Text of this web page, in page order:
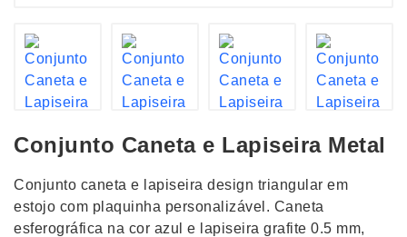
Conjunto Caneta e Lapiseira Metal
Conjunto caneta e lapiseira design triangular em
estojo com plaquinha personalizável. Caneta
esferográfica na cor azul e lapiseira grafite 0.5 mm,